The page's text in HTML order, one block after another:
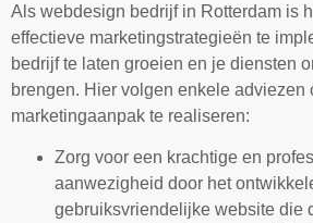
Als webdesign bedrijf in Rotterdam is
effectieve marketingstrategieën te
bedrijf te laten groeien en je diensten
brengen. Hier volgen enkele adviezen
marketingaanpak te realiseren:
Zorg voor een krachtige en
aanwezigheid door het
gebruiksvriendelijke website die